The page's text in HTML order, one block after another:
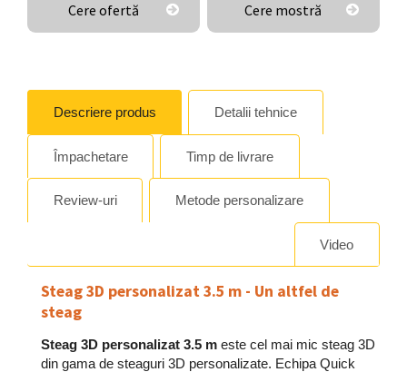
Cere ofertă Cere mostră
Descriere produs Detalii tehnice
Împachetare Timp de livrare
Review-uri Metode personalizare
Video
Steag 3D personalizat 3.5 m - Un altfel de
steag
Steag 3D personalizat 3.5 m este cel mai mic steag 3D
din gama de steaguri 3D personalizate. Echipa Quick